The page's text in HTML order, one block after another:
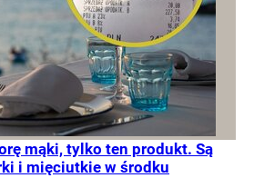
mąki, tylko ten produkt. Są
i mięciutkie w środku